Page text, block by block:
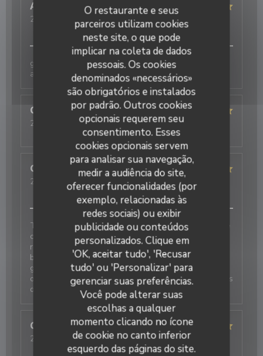
O restaurante e seus
parceiros utilizam cookies
neste site, o que pode
implicar na coleta de dados
pessoais. Os cookies
denominados «necessários»
são obrigatórios e instalados
por padrão. Outros cookies
opcionais requerem seu
consentimento. Esses
cookies opcionais servem
para analisar sua navegação,
medir a audiência do site,
oferecer funcionalidades (por
exemplo, relacionadas às
redes sociais) ou exibir
publicidade ou conteúdos
personalizados. Clique em
'OK, aceitar tudo', 'Recusar
tudo' ou 'Personalizar' para
gerenciar suas preferências.
Você pode alterar suas
escolhas a qualquer
momento clicando no ícone
de cookie no canto inferior
esquerdo das páginas do site.
Annie
2026-08-05 - 12:30 - guests 2
ambience: 5/5 menu: 5/5 quality_price
galettes originales et délicieuses , bien
accompagnées par le cidre
Christelle B
2026-07-25
- 20:15 - guests 4
ambience:5/5 menu: 5/5 quality_price
Guillaume
D
2026-08-04- 12:45 - guests 5
4/5 ambience:5/5 menu:5/5 quality_price
Très bonne découverte pour un repas en famille. Une
crêperie de gamme supérieure aux autres offres de
restauration de la région. Une carte qui révèle
beaucoup de créativité, et une cave à cidres d’une
grande diversité. Les jus et softs sont délicieux et
originaux. Nous reviendrons pour tester D’autres plats
de la carte.
Christiane R
2026-08-04- 12:15 - guests 2
/5 ambience :4/5 menu:5/5 quality_price